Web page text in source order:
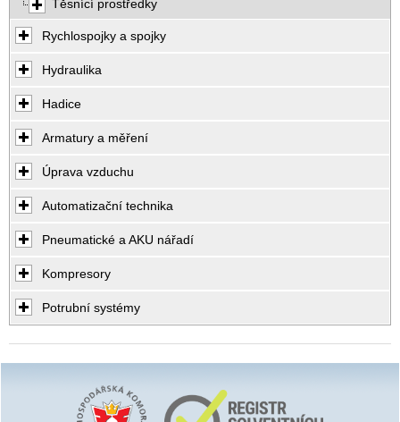
Těsnící prostředky
Rychlospojky a spojky
Hydraulika
Hadice
Armatury a měření
Úprava vzduchu
Automatizační technika
Pneumatické a AKU nářadí
Kompresory
Potrubní systémy